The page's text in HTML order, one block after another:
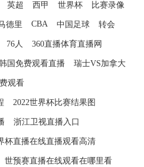
英超 西甲 世界杯 比赛录像
德里 CBA 中国足球 转会
76人 360直播体育直播网
国免费观看直播 瑞士VS加拿大
观看
2022世界杯比赛结果图
浙江卫视直播入口
杯直播在线直播观看高清
世预赛直播在线观看在哪里看